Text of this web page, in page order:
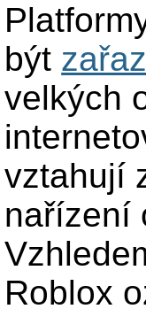
být
velkých
vztahují
nařízení
Roblox